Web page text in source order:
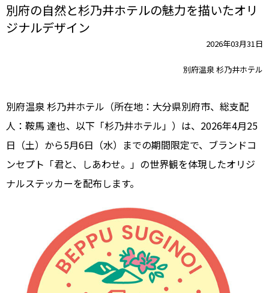
別府の自然と杉乃井ホテルの魅力を描いたオリ
ジナルデザイン
2026年03月31日
別府温泉 杉乃井ホテル
別府温泉 杉乃井ホテル（所在地：大分県別府市、総支配
人：鞍馬 達也、以下「杉乃井ホテル」）は、2026年4月25
日（土）から5月6日（水）までの期間限定で、ブランドコ
ンセプト「君と、しあわせ。」の世界観を体現したオリジ
ナルステッカーを配布します。